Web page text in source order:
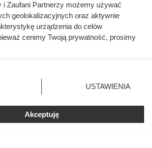
i Zaufani Partnerzy możemy używać
geolokalizacyjnych oraz aktywnie
urządzenia do celów
cenimy Twoją prywatność, prosimy
się w lewym dolnym rogu strony
przetwarzania danych nie wymagają
ale masz prawo sprzeciwić się
Preferencje będą miały
na tej witrynie.
USTAWIENIA
Akceptuję